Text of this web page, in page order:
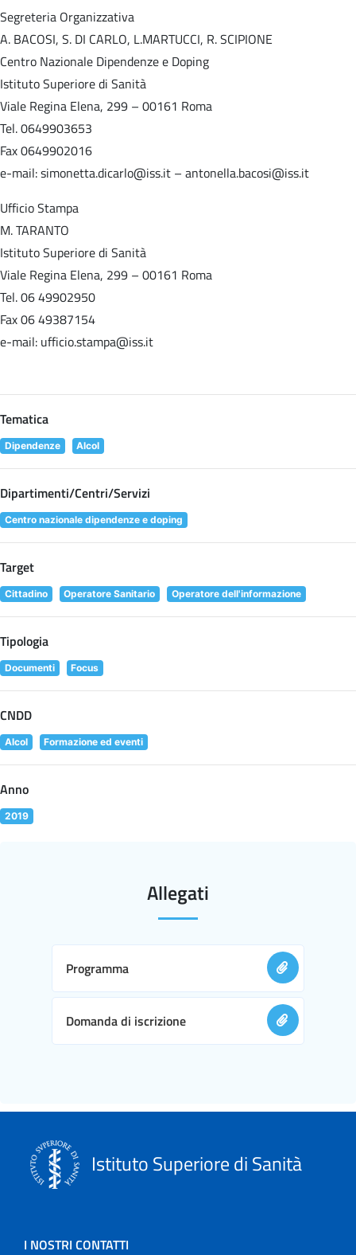
Segreteria Organizzativa
A. BACOSI, S. DI CARLO, L.MARTUCCI, R. SCIPIONE
Centro Nazionale Dipendenze e Doping
Istituto Superiore di Sanità
Viale Regina Elena, 299 – 00161 Roma
Tel. 0649903653
Fax 0649902016
e-mail: simonetta.dicarlo@iss.it – antonella.bacosi@iss.it
Ufficio Stampa
M. TARANTO
Istituto Superiore di Sanità
Viale Regina Elena, 299 – 00161 Roma
Tel. 06 49902950
Fax 06 49387154
e-mail: ufficio.stampa@iss.it
Tematica
Dipendenze Alcol
Dipartimenti/Centri/Servizi
Centro nazionale dipendenze e doping
Target
Cittadino Operatore Sanitario Operatore dell'informazione
Tipologia
Documenti Focus
CNDD
Alcol Formazione ed eventi
Anno
2019
Allegati
Programma
Domanda di iscrizione
Istituto Superiore di Sanità
I NOSTRI CONTATTI